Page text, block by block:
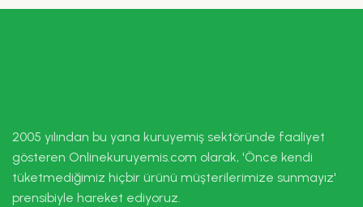
2005 yılından bu yana kuruyemiş sektöründe faaliyet
gösteren Onlinekuruyemis.com olarak, 'Önce kendi
tüketmediğimiz hiçbir ürünü müşterilerimize sunmayız'
prensibiyle hareket ediyoruz.